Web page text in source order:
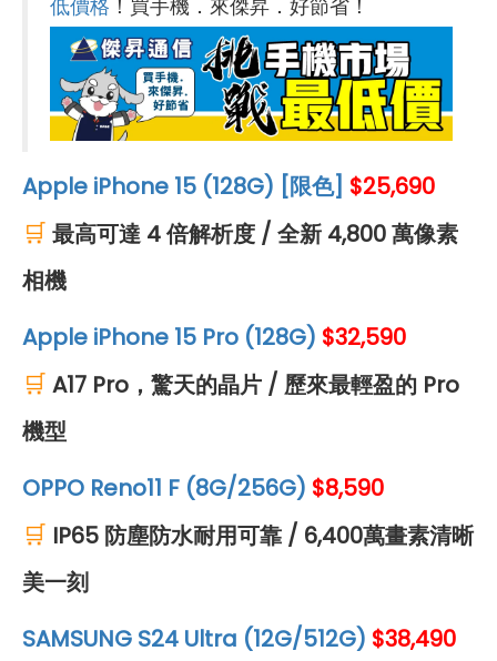
低價格 ！買手機．來傑昇．好節省！
Apple iPhone 15 (128G) [限色] $25,690
🛒 最高可達 4 倍解析度 / 全新 4,800 萬像素
相機
Apple iPhone 15 Pro (128G) $32,590
🛒 A17 Pro，驚天的晶片 / 歷來最輕盈的 Pro
機型
OPPO Reno11 F (8G/256G) $8,590
🛒 IP65 防塵防水耐用可靠 / 6,400萬畫素清晰
美一刻
SAMSUNG S24 Ultra (12G/512G) $38,490